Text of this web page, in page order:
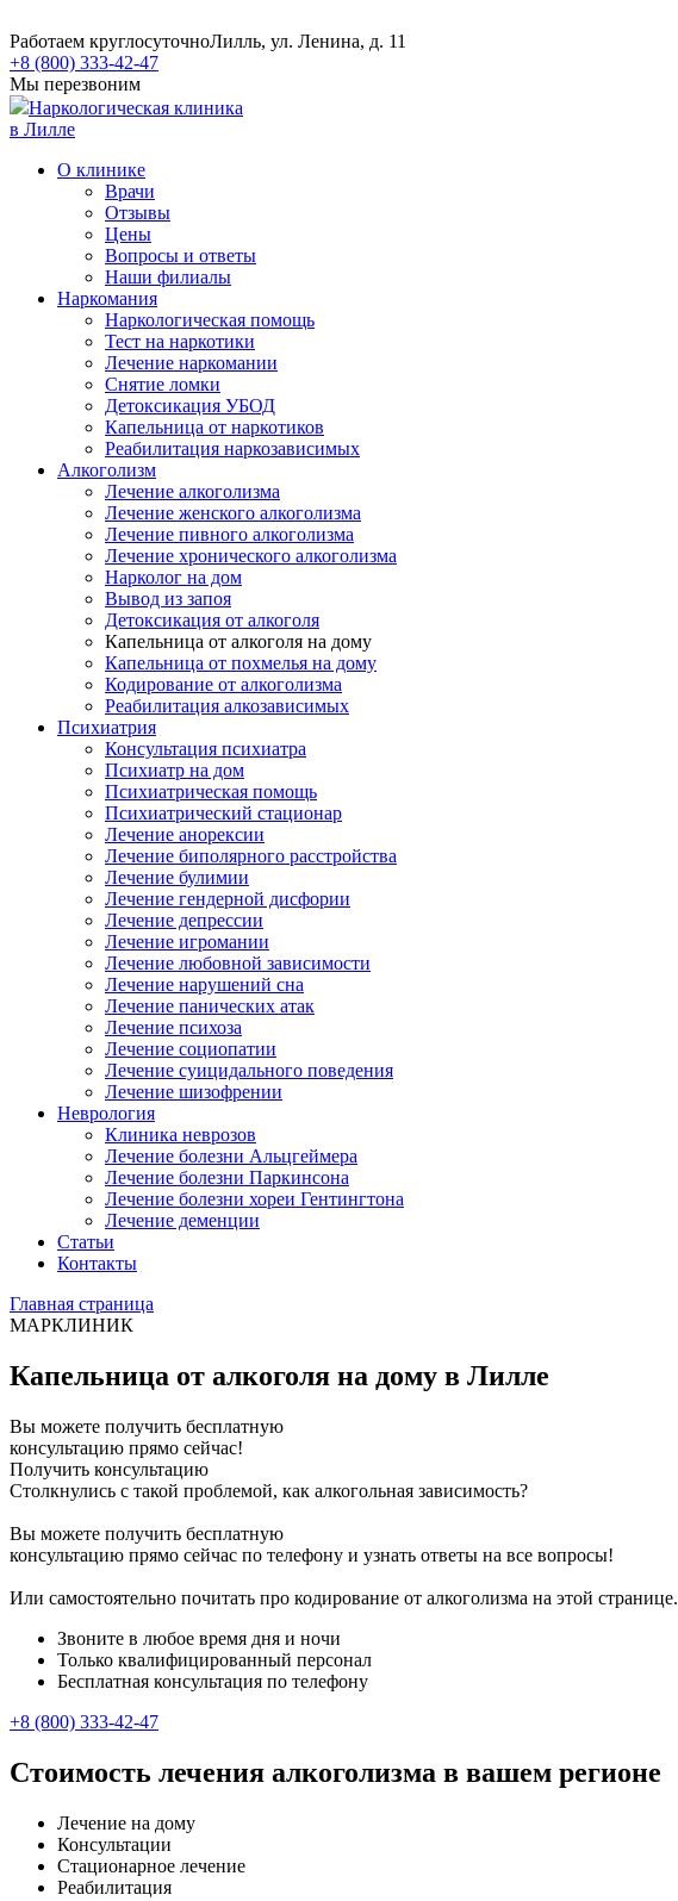
Работаем круглосуточноЛилль, ул. Ленина, д. 11
+8 (800) 333-42-47
Мы перезвоним
Наркологическая клиника
в Лилле
О клинике
Врачи
Отзывы
Цены
Вопросы и ответы
Наши филиалы
Наркомания
Наркологическая помощь
Тест на наркотики
Лечение наркомании
Снятие ломки
​​Детоксикация УБОД
Капельница от наркотиков
Реабилитация наркозависимых
Алкоголизм
Лечение алкоголизма
Лечение женского алкоголизма
Лечение пивного алкоголизма
Лечение хронического алкоголизма
Нарколог на дом
Вывод из запоя
Детоксикация от алкоголя
Капельница от алкоголя на дому
Капельница от похмелья на дому
Кодирование от алкоголизма
Реабилитация алкозависимых
Психиатрия
Консультация психиатра
Психиатр на дом
Психиатрическая помощь
Психиатрический стационар
Лечение анорексии
Лечение биполярного расстройства
Лечение булимии
Лечение гендерной дисфории
Лечение депрессии
Лечение игромании
Лечение любовной зависимости
Лечение нарушений сна
Лечение панических атак
Лечение психоза
Лечение социопатии
Лечение суицидального поведения
Лечение шизофрении
Неврология
Клиника неврозов
Лечение болезни Альцгеймера
Лечение болезни Паркинсона
Лечение болезни хореи Гентингтона
Лечение деменции
Статьи
Контакты
Главная страница
МАРКЛИНИК
Капельница от алкоголя на дому в Лилле
Вы можете получить бесплатную
консультацию прямо сейчас!
Получить консультацию
Столкнулись с такой проблемой, как алкогольная зависимость?
Вы можете получить бесплатную
консультацию прямо сейчас по телефону и узнать ответы на все вопросы!
Или самостоятельно почитать про кодирование от алкоголизма на этой странице.
Звоните в любое время дня и ночи
Только квалифицированный персонал
Бесплатная консультация по телефону
+8 (800) 333-42-47
Стоимость лечения алкоголизма в вашем регионе
Лечение на дому
Консультации
Стационарное лечение
Реабилитация